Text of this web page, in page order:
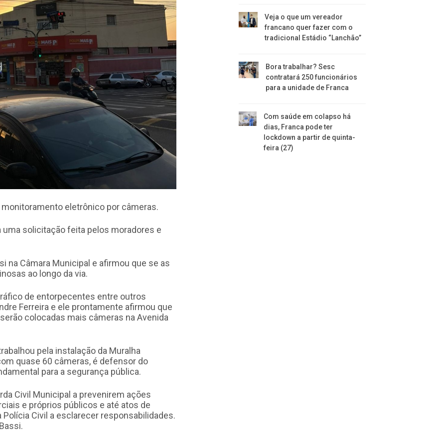
eletrônico por câmeras.
solicitação feita pelos moradores e
na Câmara Municipal e afirmou que se as
ao longo da via.
de entorpecentes entre outros
Ferreira e ele prontamente afirmou que
colocadas mais câmeras na Avenida
pela instalação da Muralha
quase 60 câmeras, é defensor do
para a segurança pública.
Civil Municipal a prevenirem ações
e próprios públicos e até atos de
Civil a esclarecer responsabilidades.
Veja o que um vereador
francano quer fazer com o
tradicional Estádio “Lanchão”
Bora trabalhar? Sesc
contratará 250 funcionários
para a unidade de Franca
Com saúde em colapso há
dias, Franca pode ter
lockdown a partir de quinta-
feira (27)